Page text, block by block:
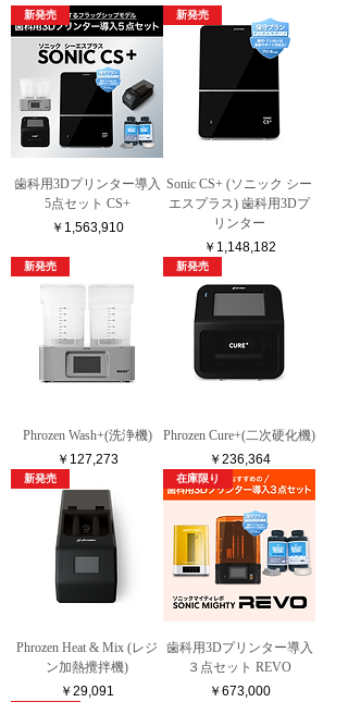
新発売
歯科用3Dプリンター導入
5点セット CS+
価格
￥1,563,910
新発売
Sonic CS+ (ソニック シー
エスプラス) 歯科用3Dプ
リンター
価格
￥1,148,182
新発売
Phrozen Wash+(洗浄機)
価格
￥127,273
新発売
Phrozen Cure+(二次硬化機)
価格
￥236,364
新発売
Phrozen Heat & Mix (レジ
ン加熱攪拌機)
価格
￥29,091
在庫限り
歯科用3Dプリンター導入
３点セット REVO
価格
￥673,000